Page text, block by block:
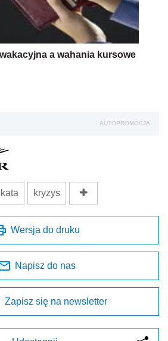
a wahania kursowe
AUTOPROMOCJA
kryzys
Wersja do druku
Napisz do nas
Zapisz się na newsletter